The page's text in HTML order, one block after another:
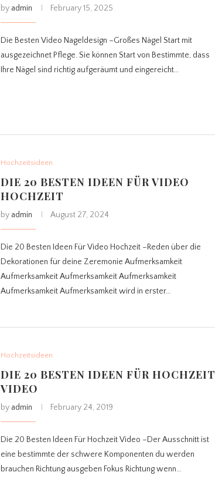
by admin February 15, 2025
Die Besten Video Nageldesign –Großes Nägel Start mit
ausgezeichnet Pflege. Sie können Start von Bestimmte, dass
Ihre Nägel sind richtig aufgeräumt und eingereicht…
Hochzeitsideen
DIE 20 BESTEN IDEEN FÜR VIDEO
HOCHZEIT
by admin August 27, 2024
Die 20 Besten Ideen Für Video Hochzeit –Reden über die
Dekorationen für deine Zeremonie Aufmerksamkeit
Aufmerksamkeit Aufmerksamkeit Aufmerksamkeit
Aufmerksamkeit Aufmerksamkeit wird in erster…
Hochzeitsideen
DIE 20 BESTEN IDEEN FÜR HOCHZEIT
VIDEO
by admin February 24, 2019
Die 20 Besten Ideen Für Hochzeit Video –Der Ausschnitt ist
eine bestimmte der schwere Komponenten du werden
brauchen Richtung ausgeben Fokus Richtung wenn…